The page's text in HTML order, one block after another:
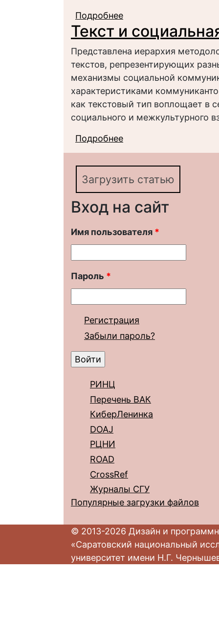
Подробнее
Текст и
Представлена иерархия
текстов, репрезентирующих
механизмы социальной
характеристиками
как текстовый тип воплощает в
социального и межкультурного
Подробнее
Загрузить статью
Вход на сайт
Имя пользователя *
Пароль *
Регистрация
Забыли пароль?
РИНЦ
Перечень ВАК
КиберЛенинка
DOAJ
РЦНИ
ROAD
CrossRef
Журналы СГУ
Популярные загрузки файлов
© 2013-2026 Дизайн и
«Саратовский национальный
университет имени Н.Г.